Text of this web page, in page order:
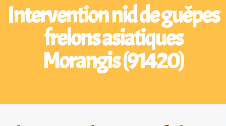
Intervention nid de guêpes
frelons asiatiques
Morangis (91420)